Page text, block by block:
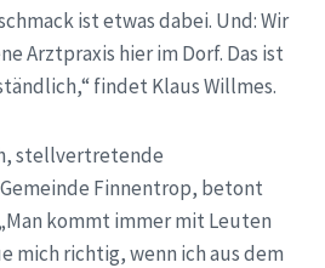
ist etwas dabei. Und: Wir
Arztpraxis hier im Dorf. Das ist
findet Klaus Willmes.
stellvertretende
Finnentrop, betont
kommt immer mit Leuten
mich richtig, wenn ich aus dem